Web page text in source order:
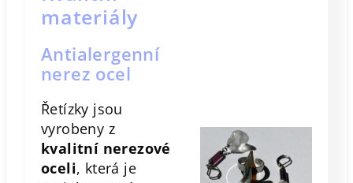
materiály
Antialergenní
nerez ocel
Řetízky jsou
vyrobeny z
kvalitní nerezové
oceli, která je